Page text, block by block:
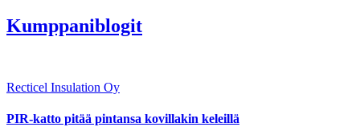
Kumppaniblogit
Recticel Insulation Oy
PIR-katto pitää pintansa kovillakin keleillä